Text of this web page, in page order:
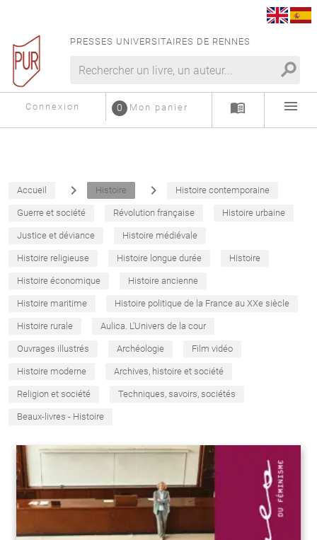
PRESSES UNIVERSITAIRES DE RENNES
search
Connexion Mon panier
0 menu_book menu
Accueil navigate_next Histoire navigate_next Histoire contemporaine
Guerre et société Révolution française Histoire urbaine
Justice et déviance Histoire médiévale
Histoire religieuse Histoire longue durée Histoire
Histoire économique Histoire ancienne
Histoire maritime Histoire politique de la France au XXe siècle
Histoire rurale Aulica. L'Univers de la cour
Ouvrages illustrés Archéologie Film vidéo
Histoire moderne Archives, histoire et société
Religion et société Techniques, savoirs, sociétés
Beaux-livres - Histoire